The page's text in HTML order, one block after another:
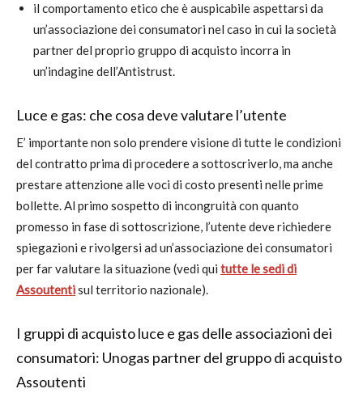
il comportamento etico che è auspicabile aspettarsi da
un’associazione dei consumatori nel caso in cui la società
partner del proprio gruppo di acquisto incorra in
un’indagine dell’Antistrust.
Luce e gas: che cosa deve valutare l’utente
E’ importante non solo prendere visione di tutte le condizioni
del contratto prima di procedere a sottoscriverlo, ma anche
prestare attenzione alle voci di costo presenti nelle prime
bollette. Al primo sospetto di incongruità con quanto
promesso in fase di sottoscrizione, l’utente deve richiedere
spiegazioni e rivolgersi ad un’associazione dei consumatori
per far valutare la situazione (vedi qui tutte le sedi di
Assoutentisul territorio nazionale).
I gruppi di acquisto luce e gas delle associazioni dei
consumatori: Unogas partner del gruppo di acquisto
Assoutenti